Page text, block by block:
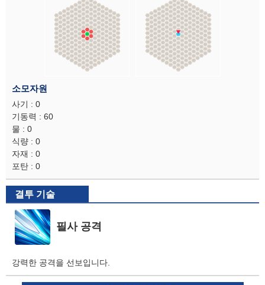
소모자원
사기 : 0
기동력 : 60
물 : 0
식량 : 0
자재 : 0
포탄 : 0
결투 기술
필사 공격
강력한 공격을 선보입니다.